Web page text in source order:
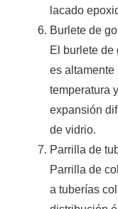
lacado
Burlete de
El burlete de
es altamente
temperatura
expansión
de vidrio.
Parrilla de
Parrilla de
a tuberías